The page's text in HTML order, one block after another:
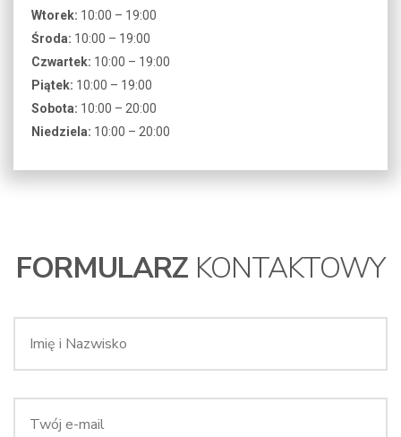
Wtorek: 10:00 – 19:00
Środa: 10:00 – 19:00
Czwartek: 10:00 – 19:00
Piątek: 10:00 – 19:00
Sobota: 10:00 – 20:00
Niedziela: 10:00 – 20:00
FORMULARZ KONTAKTOWY